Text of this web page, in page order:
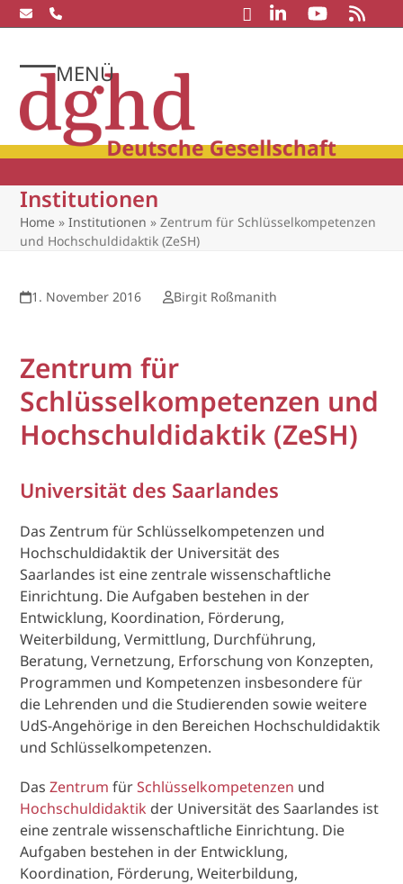
Skip
to
MENÜ
Open
mobile
menu
Close
mobile
menu
Institutionen
Home »Institutionen »Zentrum für Schlüsselkompetenzen
und Hochschuldidaktik (ZeSH)
1. November 2016 Birgit Roßmanith
Zentrum für
Schlüsselkompetenzen und
Hochschuldidaktik (ZeSH)
Universität des Saarlandes
Das Zentrum für Schlüsselkompetenzen und
Hochschuldidaktik der Universität des
Saarlandes ist eine zentrale wissenschaftliche
Einrichtung. Die Aufgaben bestehen in der
Entwicklung, Koordination, Förderung,
Weiterbildung, Vermittlung, Durchführung,
Beratung, Vernetzung, Erforschung von Konzepten,
Programmen und Kompetenzen insbesondere für
die Lehrenden und die Studierenden sowie weitere
UdS-Angehörige in den Bereichen Hochschuldidaktik
und Schlüsselkompetenzen.
DasZentrum fürSchlüsselkompetenzen und
Hochschuldidaktik der Universität des Saarlandes ist
eine zentrale wissenschaftliche Einrichtung. Die
Aufgaben bestehen in der Entwicklung,
Koordination, Förderung, Weiterbildung,